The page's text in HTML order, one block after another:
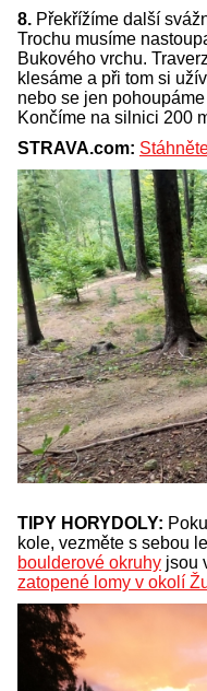
8. Překřížíme další
Trochu musíme
Bukového vrchu.
klesáme a při tom si
nebo se jen
Končíme na silnici 200
STRAVA.com:
TIPY HORYDOLY:
kole, vezměte s sebou
boulderové okruhy jsou
zatopené lomy v okolí